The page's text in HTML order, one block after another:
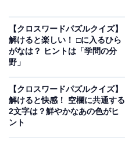
【クロスワードパズルクイズ】
解けると楽しい！ □に入るひら
がなは？ ヒントは「学問の分
野」
【クロスワードパズルクイズ】
解けると快感！ 空欄に共通する
2文字は？鮮やかなあの色がヒ
ント